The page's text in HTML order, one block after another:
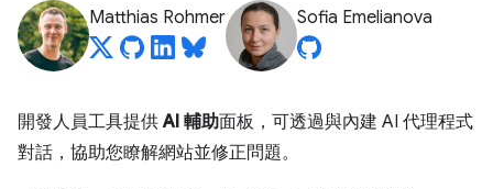
Matthias Rohmer Sofia Emelianova
開發人員工具提供AI 輔助面板，可透過與內建 AI 代理程式
對話，協助您瞭解網站並修正問題。